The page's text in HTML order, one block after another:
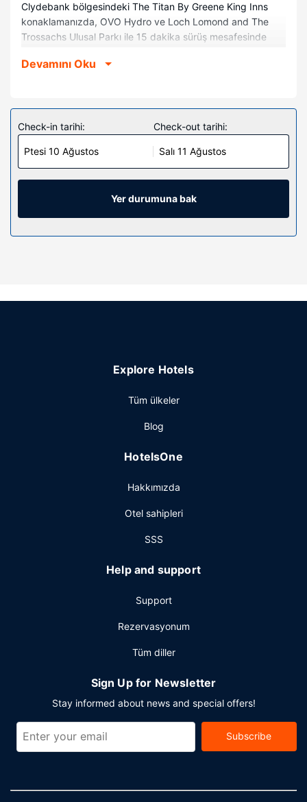
Clydebank bölgesindeki The Titan By Greene King Inns
konaklamanızda, OVO Hydro ve Loch Lomond and The
Trossachs Ulusal Parkı ile 15 dakika sürüş mesafesinde
Loch Lomond ile 13,7 mi (22 km) mesafede.
Misafirler için düz ekran televizyon olan 13 oda mevcuttur.
Misafirlerimize ücretsiz kablosuz internet sunulmaktadır.
Misafirlerimizin iyi vakit geçirebilmesi için kablolu TV
kanalları vardır. Özel banyo, küvet veya duş, ücretsiz
banyo/kozmetik ürünleri ve saç kurutma makinesi vardır.
Misafirlere masa ve kahve/çay makinesi gibi imkânlar ve
kolaylıklar sunulmaktadır. Ayrıca günlük olarak oda/kat
Otelin güzelliği
için ayrıca banket salonu ve otomatik satış makinesi vardır.
misafirlere içecek servisi yapıyor.
Otomatik satış makinesi mevcuttur. Ücretsiz otopark
Devamını Oku
Check-in tarihi:
Ptesi 10 Ağustos
Check-out tarihi:
Salı 11 Ağustos
Yer durumuna bak
Explore Hotels
Tüm ülkeler
Blog
HotelsOne
Hakkımızda
Otel sahipleri
SSS
Help and support
Support
Rezervasyonum
Tüm diller
Sign Up for Newsletter
Stay informed about news and special offers!
Subscribe